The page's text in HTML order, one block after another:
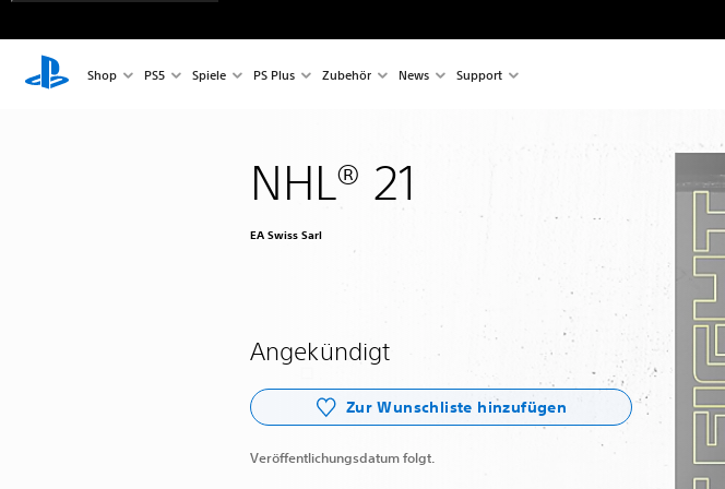
Shop PS5 Spiele PS Plus Zubehör News Support
NHL® 21
EA Swiss Sarl
Angekündigt
Zur Wunschliste hinzufügen
Veröffentlichungsdatum folgt.